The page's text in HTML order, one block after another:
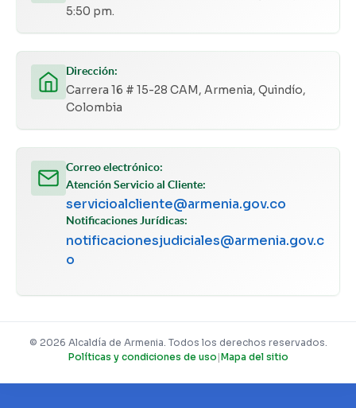
5:50 pm.
Dirección:
Carrera 16 # 15-28 CAM, Armenia, Quindío,
Colombia
Correo electrónico:
Atención Servicio al Cliente:
servicioalcliente@armenia.gov.co
Notificaciones Jurídicas:
notificacionesjudiciales@armenia.gov.c
o
© 2026 Alcaldía de Armenia. Todos los derechos reservados.
Políticas y condiciones de uso |Mapa del sitio